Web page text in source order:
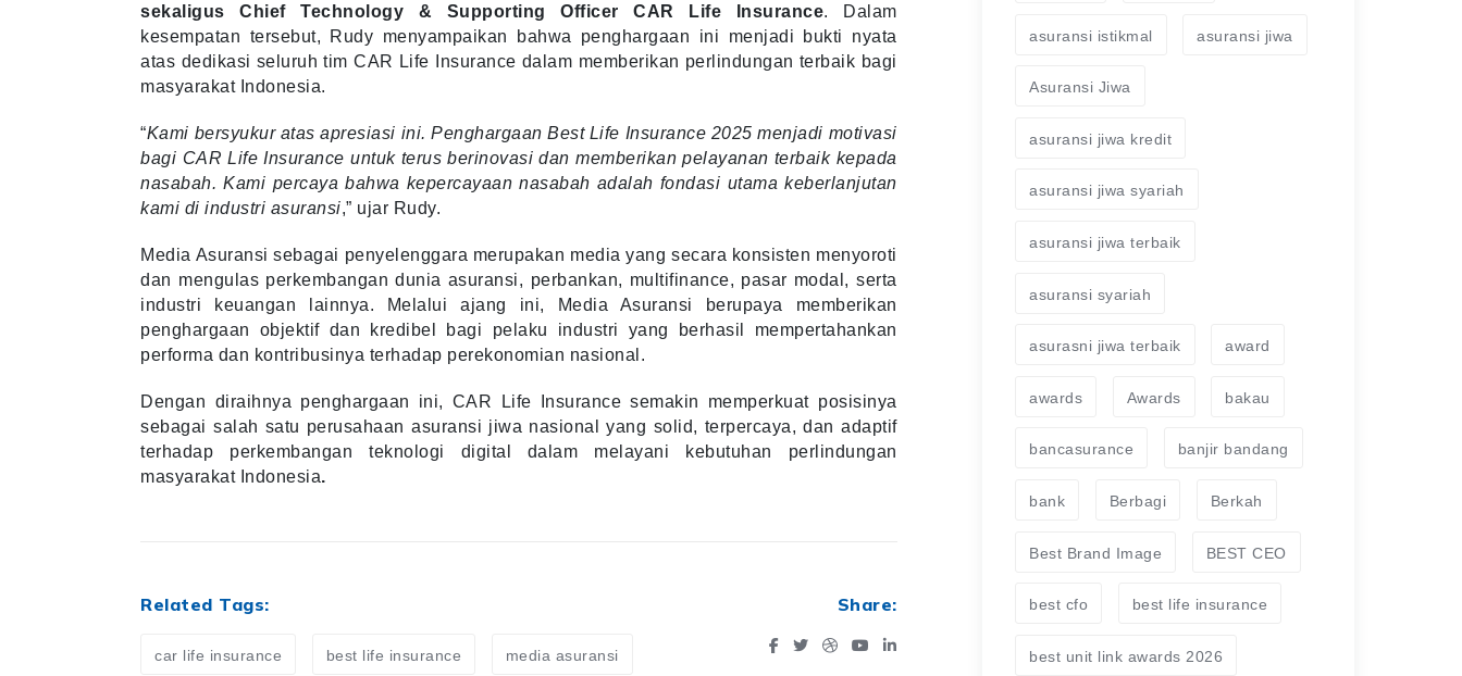
sekaligus Chief Technology & Supporting Officer CAR Life Insurance. Dalam
kesempatan tersebut, Rudy menyampaikan bahwa penghargaan ini menjadi bukti nyata
atas dedikasi seluruh tim CAR Life Insurance dalam memberikan perlindungan terbaik bagi
masyarakat Indonesia.
“Kami bersyukur atas apresiasi ini. Penghargaan Best Life Insurance 2025 menjadi motivasi
bagi CAR Life Insurance untuk terus berinovasi dan memberikan pelayanan terbaik kepada
nasabah. Kami percaya bahwa kepercayaan nasabah adalah fondasi utama keberlanjutan
kami di industri asuransi,” ujar Rudy.
Media Asuransi sebagai penyelenggara merupakan media yang secara konsisten menyoroti
dan mengulas perkembangan dunia asuransi, perbankan, multifinance, pasar modal, serta
industri keuangan lainnya. Melalui ajang ini, Media Asuransi berupaya memberikan
penghargaan objektif dan kredibel bagi pelaku industri yang berhasil mempertahankan
performa dan kontribusinya terhadap perekonomian nasional.
Dengan diraihnya penghargaan ini, CAR Life Insurance semakin memperkuat posisinya
sebagai salah satu perusahaan asuransi jiwa nasional yang solid, terpercaya, dan adaptif
terhadap perkembangan teknologi digital dalam melayani kebutuhan perlindungan
masyarakat Indonesia.
Related Tags:
car life insurance best life insurance media asuransi
Share:
asuransi istikmal asuransi jiwa
Asuransi Jiwa
asuransi jiwa kredit
asuransi jiwa syariah
asuransi jiwa terbaik
asuransi syariah
asurasni jiwa terbaik award
awards Awards bakau
bancasurance banjir bandang
bank Berbagi Berkah
Best Brand Image BEST CEO
best cfo best life insurance
best unit link awards 2026